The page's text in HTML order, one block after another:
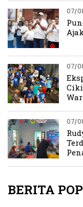
07/
07/
07/
BERITA